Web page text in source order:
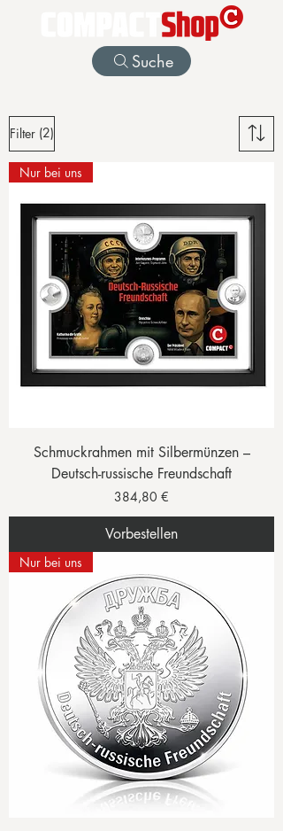
Suche
Filter (2)
Nur bei uns
Schmuckrahmen mit Silbermünzen –
Deutsch-russische Freundschaft
Preis
384,80 €
Vorbestellen
Nur bei uns